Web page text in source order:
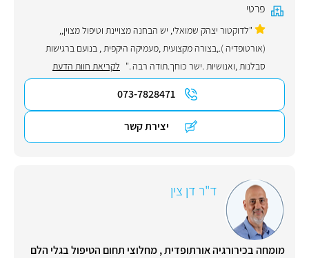
פרטי
"לדוקטור יצהק שמואלי, יש הבחנה מצויינת וטיפול מצוין,,
(אורטופדיה ).,בצורה מקצועית ,מעמיקה היקפית , בנועם ברגישות
סבלנות ,ואנושיות .ישר כוחך.תודה רבה ." לקריאת חוות הדעת
073-7828471
יצירת קשר
ד"ר דן צין
מומחה בכירורגיה אורתופדית , מחלוצי תחום הטיפול בגלי הלם